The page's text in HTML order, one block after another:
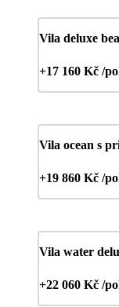
Vila deluxe
+17 160 Kč /
Vila ocean s
+19 860 Kč /
Vila water
+22 060 Kč /